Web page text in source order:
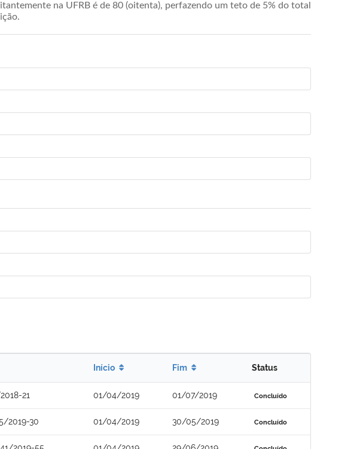
na UFRB é de 80 (oitenta), perfazendo um teto de 5% do total
Início Fim Status
21 01/04/2019 01/07/2019 Concluído
2019-30 01/04/2019 30/05/2019 Concluído